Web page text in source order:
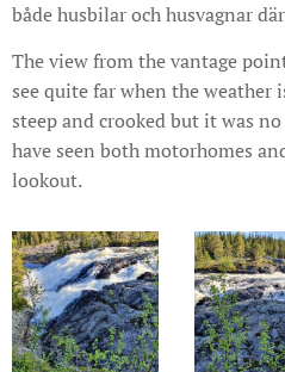
både husbilar och husvagnar
The view from the vantage
see quite far when the weather
steep and crooked but it was
have seen both motorhomes
lookout.